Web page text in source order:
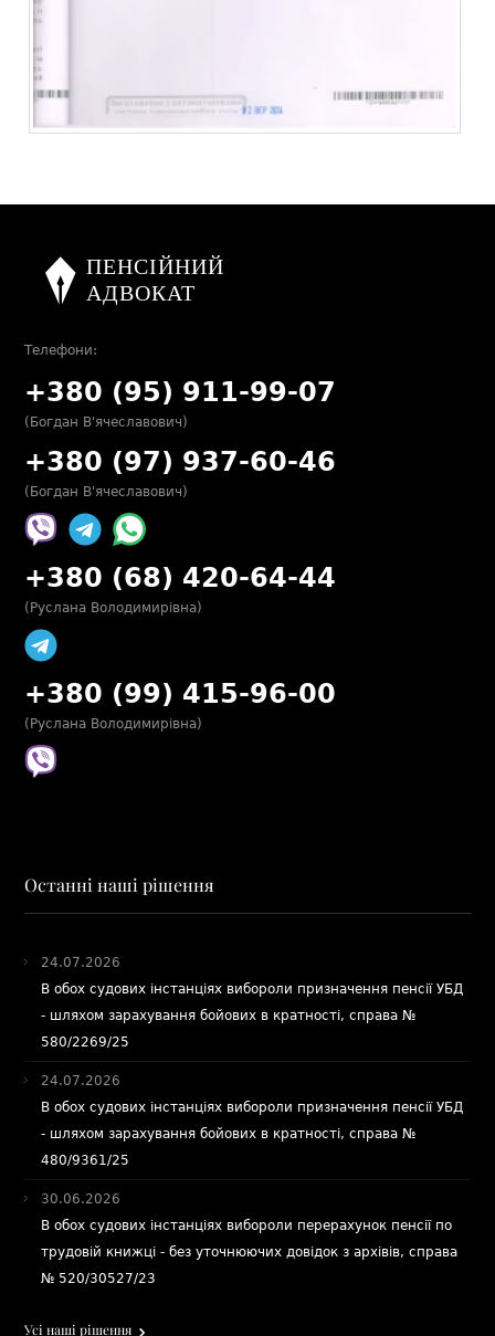
Телефони:
+380 (95) 911-99-07
(Богдан В'ячеславович)
+380 (97) 937-60-46
(Богдан В'ячеславович)
+380 (68) 420-64-44
(Руслана Володимирівна)
+380 (99) 415-96-00
(Руслана Володимирівна)
Останні наші рішення
24.07.2026
В обох судових інстанціях вибороли призначення пенсії УБД
- шляхом зарахування бойових в кратності, справа №
580/2269/25
24.07.2026
В обох судових інстанціях вибороли призначення пенсії УБД
- шляхом зарахування бойових в кратності, справа №
480/9361/25
30.06.2026
В обох судових інстанціях вибороли перерахунок пенсії по
трудовій книжці - без уточнюючих довідок з архівів, справа
№ 520/30527/23
Усі наші рішення